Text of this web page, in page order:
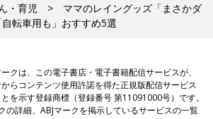
・育児
ママのレイングッズ「まさかダ
転車用も」おすすめ5選
クは、この電子書店・電子書籍配信サービスが、
らコンテンツ使用許諾を得た正規版配信サービス
を示す登録商標（登録番号 第11091000号）です。
の詳細、ABJマークを掲示しているサービスの一覧